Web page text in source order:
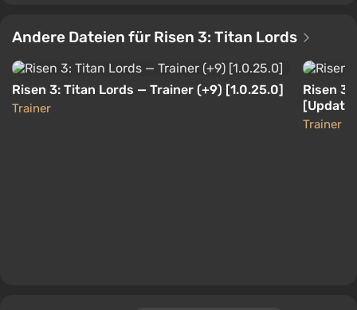
Andere Dateien für Risen 3: Titan Lords
Risen 3: Titan Lords — Trainer (+9) [1.0.25.0]
Trainer
Risen
[Update
Trainer